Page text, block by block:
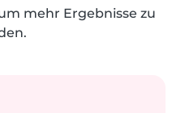
mehr Ergebnisse zu